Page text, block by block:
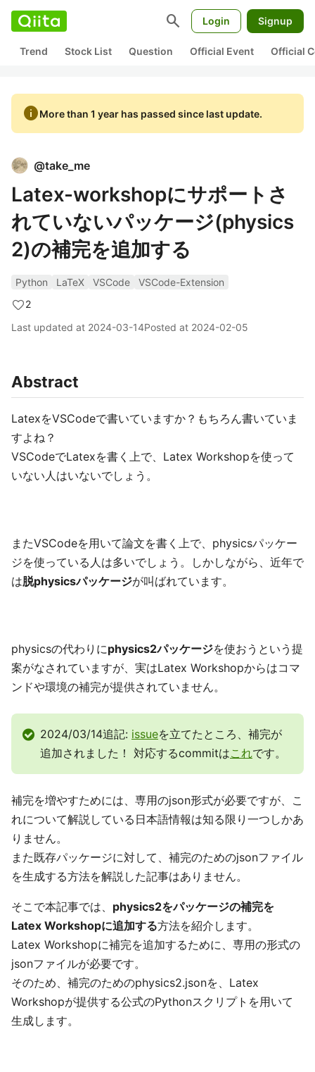
search Login Signup
Trend Stock List Question Official Event Official
infoMore than 1 year has passed since last update.
@take_me
Latex-workshopにサポートさ
れていないパッケージ(physics
2)の補完を追加する
Python LaTeX VSCode
VSCode-Extension
2
Last updated at 2024-03-14Posted at 2024-02-05
Abstract
LatexをVSCodeで書いていますか？もちろん書いていま
すよね？
VSCodeでLatexを書く上で、Latex Workshopを使って
いない人はいないでしょう。
またVSCodeを用いて論文を書く上で、physicsパッケー
ジを使っている人は多いでしょう。しかしながら、近年で
は脱physicsパッケージが叫ばれています。
physicsの代わりにphysics2パッケージを使おうという提
案がなされていますが、実はLatex Workshopからはコマ
ンドや環境の補完が提供されていません。
2024/03/14追記: issueを立てたところ、補完が
追加されました！ 対応するcommitはこれです。
補完を増やすためには、専用のjson形式が必要ですが、こ
れについて解説している日本語情報は知る限り一つしかあ
りません。
また既存パッケージに対して、補完のためのjsonファイル
を生成する方法を解説した記事はありません。
そこで本記事では、 physics2をパッケージの補完を
Latex Workshopに追加する方法を紹介します。
Latex Workshopに補完を追加するために、専用の形式の
jsonファイルが必要です。
そのため、補完のためのphysics2.jsonを、Latex
Workshopが提供する公式のPythonスクリプトを用いて
生成します。